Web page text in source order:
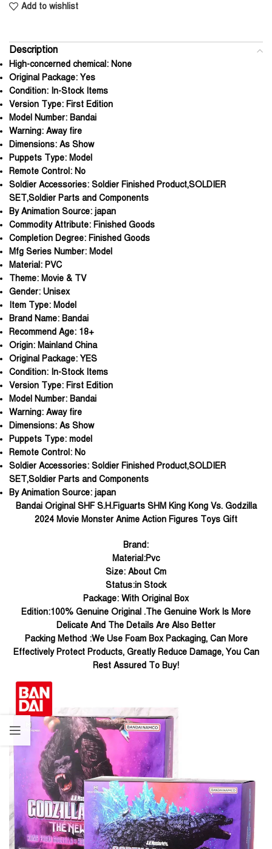
Add to wishlist
Description
High-concerned chemical: None
Original Package: Yes
Condition: In-Stock Items
Version Type: First Edition
Model Number: Bandai
Warning: Away fire
Dimensions: As Show
Puppets Type: Model
Remote Control: No
Soldier Accessories: Soldier Finished Product,SOLDIER
SET,Soldier Parts and Components
By Animation Source: japan
Commodity Attribute: Finished Goods
Completion Degree: Finished Goods
Mfg Series Number: Model
Material: PVC
Theme: Movie & TV
Gender: Unisex
Item Type: Model
Brand Name: Bandai
Recommend Age: 18+
Origin: Mainland China
Original Package: YES
Condition: In-Stock Items
Version Type: First Edition
Model Number: Bandai
Warning: Away fire
Dimensions: As Show
Puppets Type: model
Remote Control: No
Soldier Accessories: Soldier Finished Product,SOLDIER
SET,Soldier Parts and Components
By Animation Source: japan
Bandai Original SHF S.H.Figuarts SHM King Kong Vs. Godzilla
2024 Movie Monster Anime Action Figures Toys Gift
Brand:
Material:Pvc
Size: About Cm
Status:in Stock
Package: With Original Box
Edition:100% Genuine Original .The Genuine Work Is More
Delicate And The Details Are Also Better
Packing Method :We Use Foam Box Packaging, Can More
Effectively Protect Products, Greatly Reduce Damage, You Can
Rest Assured To Buy!